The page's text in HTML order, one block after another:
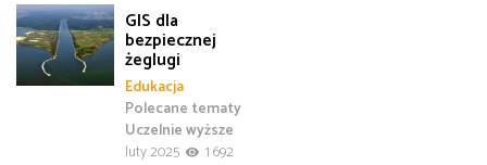
GIS dla
bezpiecznej
żeglugi
Edukacja
Polecane tematy
Uczelnie wyższe
luty 2025
1 692